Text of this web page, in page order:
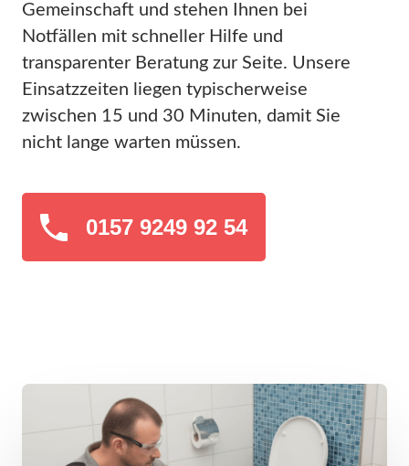
Gemeinschaft und stehen Ihnen bei
Notfällen mit schneller Hilfe und
transparenter Beratung zur Seite. Unsere
Einsatzzeiten liegen typischerweise
zwischen 15 und 30 Minuten, damit Sie
nicht lange warten müssen.
0157 9249 92 54